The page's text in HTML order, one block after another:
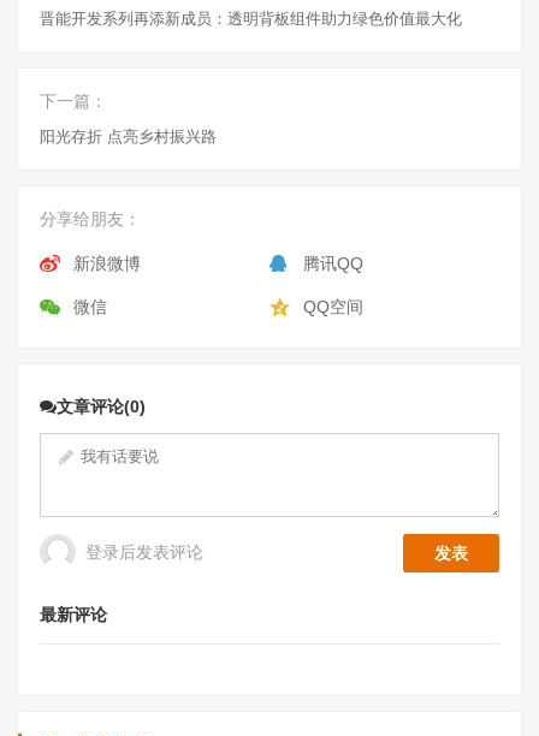
晋能开发系列再添新成员：透明背板组件助力绿色价值最大化
下一篇：
阳光存折 点亮乡村振兴路
分享给朋友：
新浪微博 腾讯QQ
微信 QQ空间
文章评论(0)
登录后发表评论
最新评论